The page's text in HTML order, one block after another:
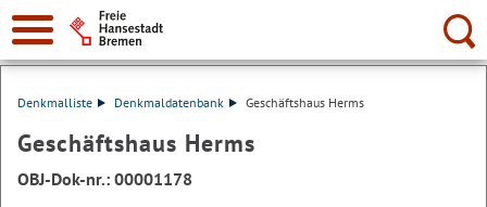
Suche:
Denkmalliste Denkmaldatenbank Geschäftshaus Herms
Geschäftshaus Herms
OBJ-Dok-nr.: 00001178